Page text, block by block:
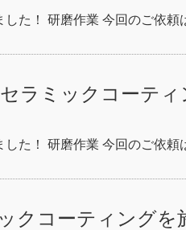
た！ 研磨作業 今回のご依
ラミックコーテ
た！ 研磨作業 今回のご依
クコーティングを